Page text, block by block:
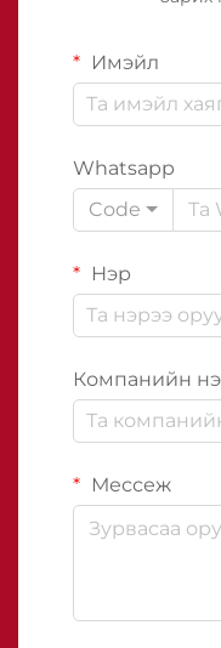
Имэйл
Whatsapp
Code
Нэр
Компанийн
Мессеж